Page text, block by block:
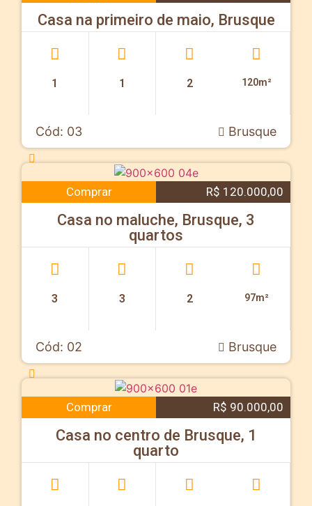
Casa na primeiro de maio, Brusque
1 1 2 120m²
Cód: 03 Brusque
Comprar R$ 120.000,00
Casa no maluche, Brusque, 3
quartos
3 3 2 97m²
Cód: 02 Brusque
Comprar R$ 90.000,00
Casa no centro de Brusque, 1
quarto